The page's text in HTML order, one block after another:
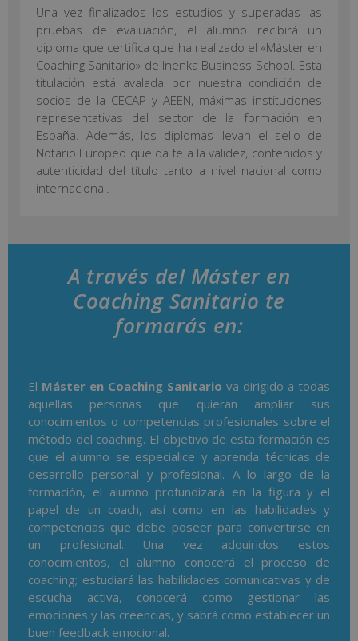
Una vez finalizados los estudios y superadas las
pruebas de evaluación, el alumno recibirá un
diploma que certifica que ha realizado el «Máster en
Coaching Sanitario» de Inenka Business School. Esta
titulación está avalada por nuestra condición de
socios de la CECAP y AEEN, máximas instituciones
representativas del sector de la formación en
España. Además, los diplomas llevan el sello de
Notario Europeo que da fe a la validez, contenidos y
autenticidad del título tanto a nivel nacional como
internacional.
A través del Máster en
Coaching Sanitario te
formarás en:
El Máster en Coaching Sanitario va dirigido a todas
aquellas personas que quieran ampliar sus
conocimientos o competencias profesionales sobre el
método del coaching. El objetivo de esta formación es
que el alumno se especialice y aprenda técnicas de
desarrollo personal y profesional. A lo largo de la
formación, el alumno profundizará en la figura y el
papel de un coach, así como en las habilidades y
competencias que debe poseer para convertirse en
un profesional. Una vez adquiridos estos
conocimientos, el alumno conocerá el proceso de
coaching; estudiará las habilidades comunicativas y de
escucha activa, conocerá como gestionar las
emociones y las creencias, y sabrá como establecer un
buen feedback emocional.